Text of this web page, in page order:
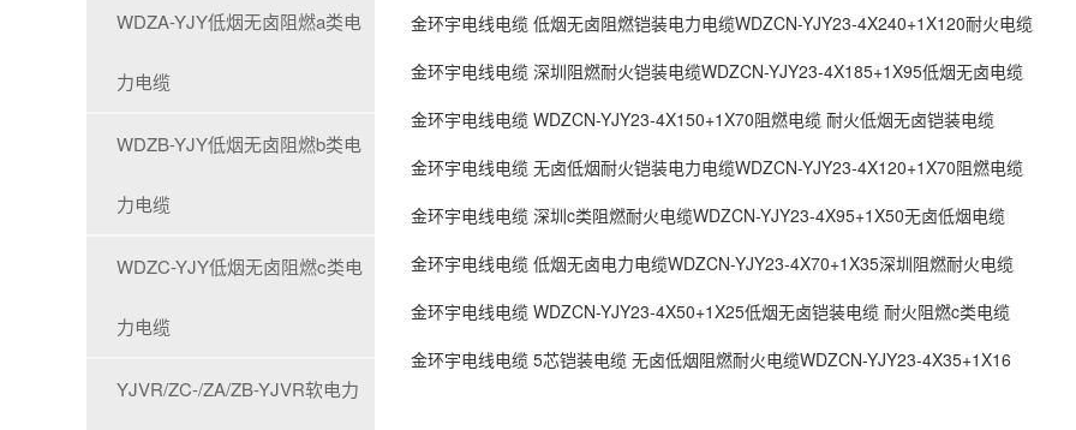
WDZA-YJY低烟无卤阻燃a类电
力电缆
WDZB-YJY低烟无卤阻燃b类电
力电缆
WDZC-YJY低烟无卤阻燃c类电
力电缆
YJVR/ZC-/ZA/ZB-YJVR软电力
金环宇电线电缆 低烟无卤阻燃铠装电力电缆WDZCN-YJY23-4X240+1X120耐火电缆
金环宇电线电缆 深圳阻燃耐火铠装电缆WDZCN-YJY23-4X185+1X95低烟无卤电缆
金环宇电线电缆 WDZCN-YJY23-4X150+1X70阻燃电缆 耐火低烟无卤铠装电缆
金环宇电线电缆 无卤低烟耐火铠装电力电缆WDZCN-YJY23-4X120+1X70阻燃电缆
金环宇电线电缆 深圳c类阻燃耐火电缆WDZCN-YJY23-4X95+1X50无卤低烟电缆
金环宇电线电缆 低烟无卤电力电缆WDZCN-YJY23-4X70+1X35深圳阻燃耐火电缆
金环宇电线电缆 WDZCN-YJY23-4X50+1X25低烟无卤铠装电缆 耐火阻燃c类电缆
金环宇电线电缆 5芯铠装电缆 无卤低烟阻燃耐火电缆WDZCN-YJY23-4X35+1X16